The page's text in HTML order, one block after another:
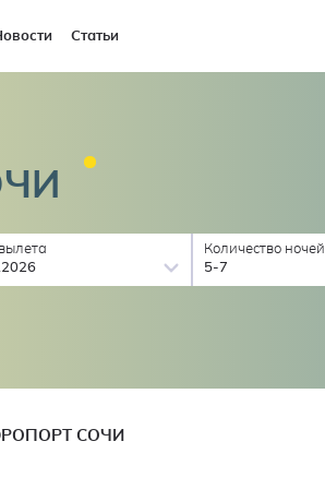
Статьи
Количество ночей
5-7
СОЧИ